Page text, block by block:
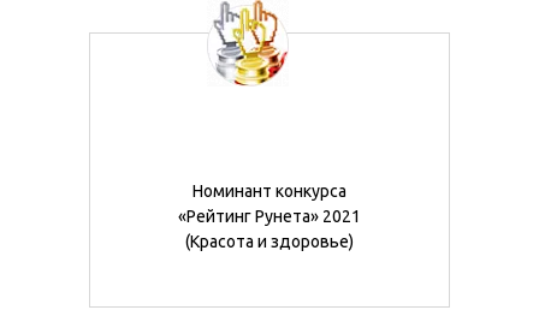
Номинант конкурса
«Рейтинг Рунета» 2021
(Красота и здоровье)